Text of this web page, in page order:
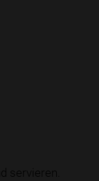
servieren.